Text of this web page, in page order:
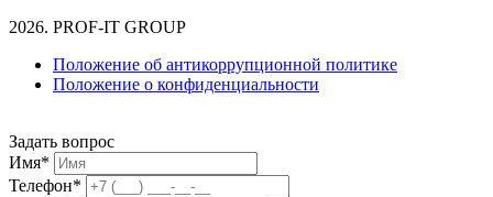
2026. PROF-IT GROUP
Положение об антикоррупционной политике
Положение о конфиденциальности
Задать вопрос
Имя*
Телефон*